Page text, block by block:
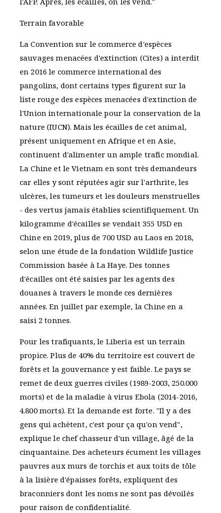
Terrain favorable
La Convention sur le commerce d'espèces
sauvages menacées d'extinction (Cites) a interdit
en 2016 le commerce international des
pangolins, dont certains types figurent sur la
liste rouge des espèces menacées d'extinction de
l'Union internationale pour la conservation de la
nature (IUCN). Mais les écailles de cet animal,
présent uniquement en Afrique et en Asie,
continuent d'alimenter un ample trafic mondial.
La Chine et le Vietnam en sont très demandeurs
car elles y sont réputées agir sur l'arthrite, les
ulcères, les tumeurs et les douleurs menstruelles
- des vertus jamais établies scientifiquement. Un
kilogramme d'écailles se vendait 355 USD en
Chine en 2019, plus de 700 USD au Laos en 2018,
selon une étude de la fondation Wildlife Justice
Commission basée à La Haye. Des tonnes
d'écailles ont été saisies par les agents des
douanes à travers le monde ces dernières
années. En juillet par exemple, la Chine en a
saisi 2 tonnes.
Pour les trafiquants, le Liberia est un terrain
propice. Plus de 40% du territoire est couvert de
forêts et la gouvernance y est faible. Le pays se
remet de deux guerres civiles (1989-2003, 250.000
morts) et de la maladie à virus Ebola (2014-2016,
4.800 morts). Et la demande est forte. "Il y a des
gens qui achètent, c'est pour ça qu'on vend",
explique le chef chasseur d'un village, âgé de la
cinquantaine. Des acheteurs écument les villages
pauvres aux murs de torchis et aux toits de tôle
à la lisière d'épaisses forêts, expliquent des
braconniers dont les noms ne sont pas dévoilés
pour raison de confidentialité.